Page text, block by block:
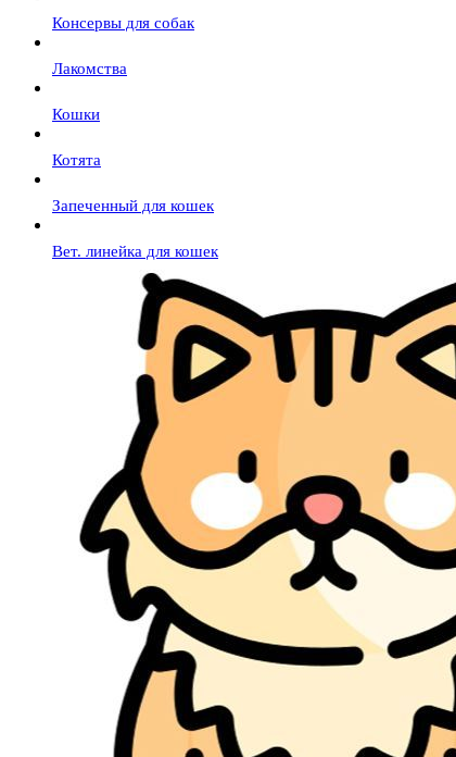
Консервы для собак
Лакомства
Кошки
Котята
Запеченный для кошек
Вет. линейка для кошек